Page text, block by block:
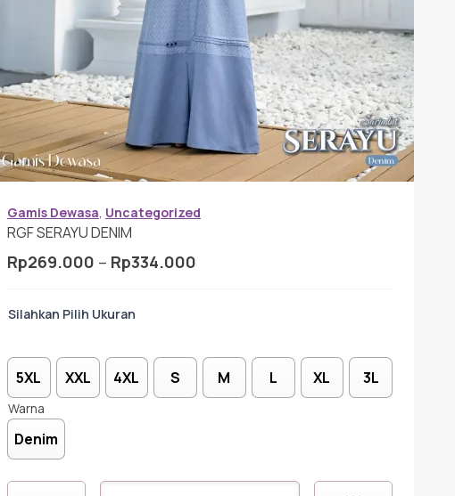
Baju Koko Dewasa
Gamis Anak-anak
Baju Koko Anak
Hijab
Gamis Dewasa, Uncategorized
RGF SERAYU DENIM
Rp269.000 – Rp334.000
Rp334.000
Ukuran
5XL XXL 4XL S M L XL 3L
Warna
Denim